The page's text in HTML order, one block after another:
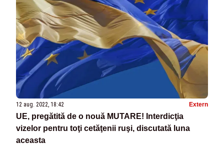
12 aug. 2022, 18:42 Extern
UE, pregătită de o nouă MUTARE! Interdicţia
vizelor pentru toţi cetăţenii ruşi, discutată luna
aceasta